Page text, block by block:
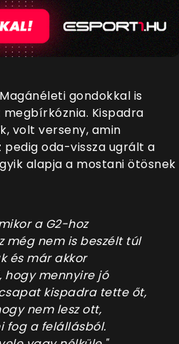
gondokkal is
Kispadra
volt verseny, amin
oda-vissza ugrált a
alapja a mostani ötösnek
a G2-hoz
még nem is beszélt túl
és már akkor
mennyire jó
kispadra tette őt,
nem lesz ott,
fog a felállásból.